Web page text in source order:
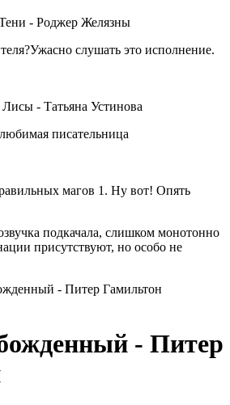
- Роджер Желязны
слушать это исполнение.
- Татьяна Устинова
писательница
магов 1. Ну вот! Опять
подкачала, слишком монотонно
присутствуют, но особо не
- Питер Гамильтон
- Питер